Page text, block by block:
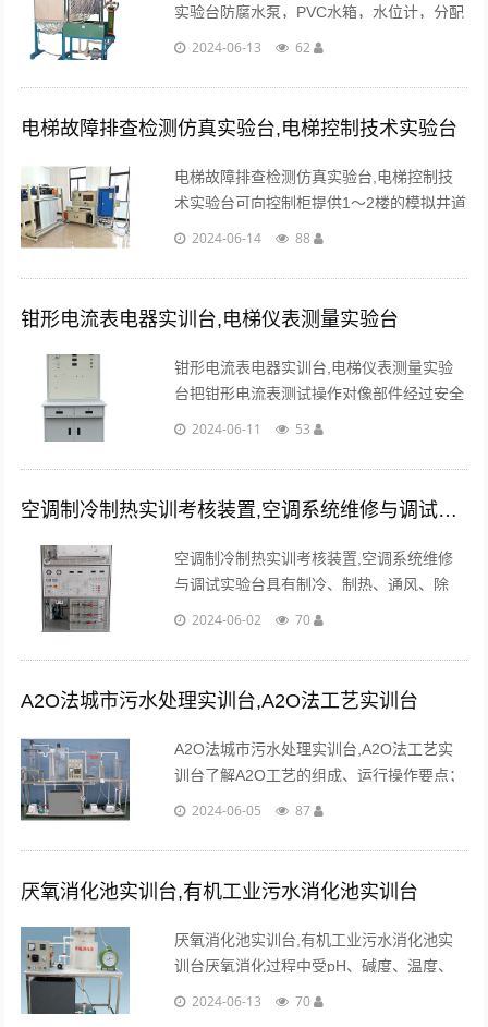
实验台防腐水泵，PVC水箱，水位计，分配
联箱、汇集联箱，蛇形管，40根测压管，
2024-06-13 62
电梯故障排查检测仿真实验台,电梯控制技术实验台
电梯故障排查检测仿真实验台,电梯控制技
术实验台可向控制柜提供1～2楼的模拟井道
信息，模拟井道信息可通过软件编程（其中
机）；...
2024-06-14 88
钳形电流表电器实训台,电梯仪表测量实验台
钳形电流表电器实训台,电梯仪表测量实验
台把钳形电流表测试操作对像部件经过安全
的处理装设到本实训台上，采用插拔式安全
限次。...
2024-06-11 53
空调制冷制热实训考核装置,空调系统维修与调试实验台
空调制冷制热实训考核装置,空调系统维修
与调试实验台具有制冷、制热、通风、除
湿、温度、风速选择、定时、扫风控制、睡
2024-06-02 70
A2O法城市污水处理实训台,A2O法工艺实训台
A2O法城市污水处理实训台,A2O法工艺实
训台了解A2O工艺的组成、运行操作要点；
确定去除率高、能量省的运行参数，指导生
中的冲击。...
2024-06-05 87
厌氧消化池实训台,有机工业污水消化池实训台
厌氧消化池实训台,有机工业污水消化池实
训台厌氧消化过程中受pH、碱度、温度、
负荷率等因素影响，产气量与操作条件、污
2024-06-13 70